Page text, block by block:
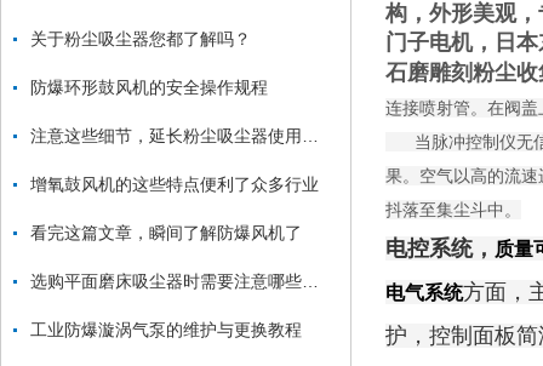
关于粉尘吸尘器您都了解吗？
防爆环形鼓风机的安全操作规程
增氧鼓风机的这些特点便利了众多行业
看完这篇文章，瞬间了解防爆风机了
工业防爆漩涡气泵的维护与更换教程
构，外形美观，
门子电机，日
石磨雕刻粉尘
连接喷射管。在阀
当脉冲控制仪无信
果。空气以高的流
抖落至集尘斗中。
电控系统， 质量
电气系统方面，
护，控制面板